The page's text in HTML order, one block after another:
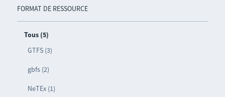
FORMAT DE RESSOURCE
Tous (5)
GTFS (3)
gbfs (2)
NeTEx (1)